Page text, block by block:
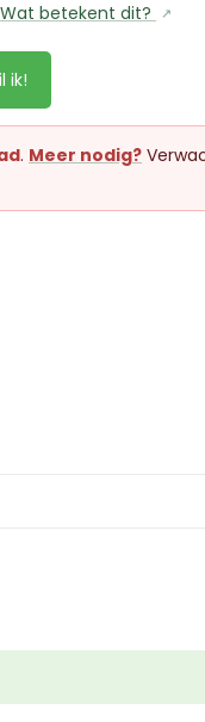
Wat betekent dit?
ik!
. Meer nodig?